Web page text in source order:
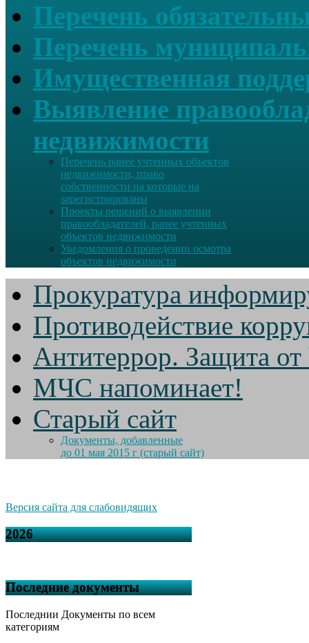
Перечень
Перечень
Имущественная
Выявление
недвижимости
Перечень ранее учтенных объектов
недвижимости, право
собственности на которые на
зарегистрированы
Проекты решений о выявлении
правообладателей, ранее учтенных
объектов недвижимости
Уведомления о проведении осмотра
объектов недвижимости
Прокуратура
Противодействие
Антитеррор. Защита
МЧС напоминает!
Старый сайт
Документы, добавленные
до 01 мая 2015 г (старый сайт)
Версия сайта для слабовидящих
2026
Последние документы
Последнии Документы по всем
категориям